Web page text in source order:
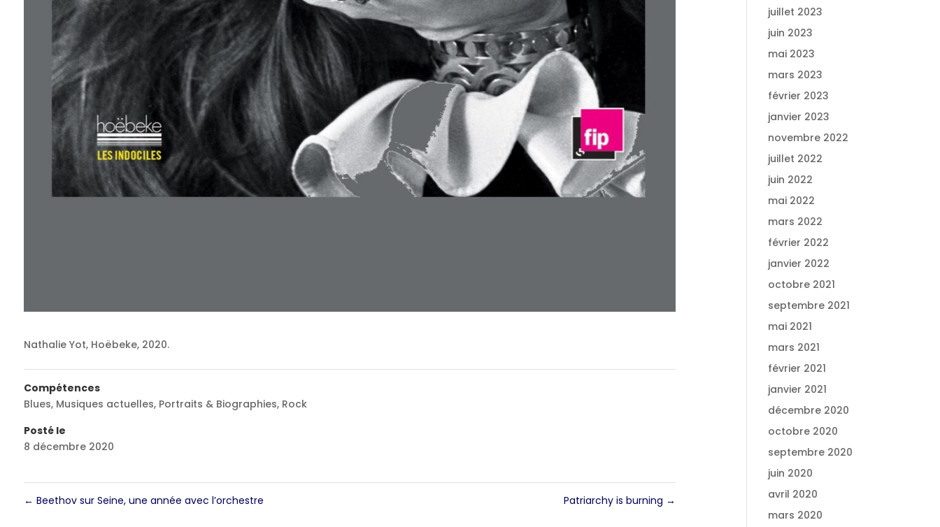
Nathalie Yot, Hoëbeke, 2020.
Compétences
Blues, Musiques actuelles, Portraits & Biographies, Rock
Posté le
8 décembre 2020
← Beethov sur Seine, une année avec l’orchestre Patriarchy is burning →
juillet 2023
juin 2023
mai 2023
mars 2023
février 2023
janvier 2023
novembre 2022
juillet 2022
juin 2022
mai 2022
mars 2022
février 2022
janvier 2022
octobre 2021
septembre 2021
mai 2021
mars 2021
février 2021
janvier 2021
décembre 2020
octobre 2020
septembre 2020
juin 2020
avril 2020
mars 2020